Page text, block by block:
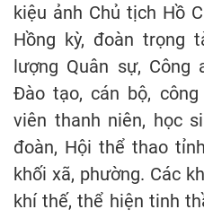
kiệu ảnh Chủ tịch Hồ
Hồng kỳ, đoàn trọng
lượng Quân sự, Công
Đào tạo, cán bộ,
viên thanh niên, học
đoàn, Hội thể thao
khối xã, phường. Các
khí thế, thể hiện tinh